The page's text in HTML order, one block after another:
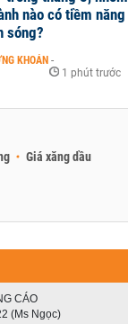
nào có tiềm năng
sóng?
KHOÁN -
1 phút trước
Giá xăng dầu
CÁO
(Ms Ngọc)